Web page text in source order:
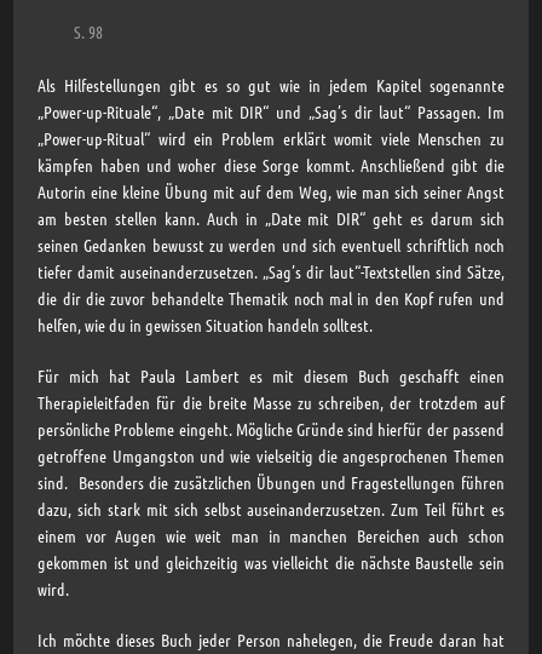
S. 98
Als Hilfestellungen gibt es so gut wie in jedem Kapitel sogenannte
„Power-up-Rituale“, „Date mit DIR“ und „Sag’s dir laut“ Passagen. Im
„Power-up-Ritual“ wird ein Problem erklärt womit viele Menschen zu
kämpfen haben und woher diese Sorge kommt. Anschließend gibt die
Autorin eine kleine Übung mit auf dem Weg, wie man sich seiner Angst
am besten stellen kann. Auch in „Date mit DIR“ geht es darum sich
seinen Gedanken bewusst zu werden und sich eventuell schriftlich noch
tiefer damit auseinanderzusetzen. „Sag’s dir laut“-Textstellen sind Sätze,
die dir die zuvor behandelte Thematik noch mal in den Kopf rufen und
helfen, wie du in gewissen Situation handeln solltest.
Für mich hat Paula Lambert es mit diesem Buch geschafft einen
Therapieleitfaden für die breite Masse zu schreiben, der trotzdem auf
persönliche Probleme eingeht. Mögliche Gründe sind hierfür der passend
getroffene Umgangston und wie vielseitig die angesprochenen Themen
sind. Besonders die zusätzlichen Übungen und Fragestellungen führen
dazu, sich stark mit sich selbst auseinanderzusetzen. Zum Teil führt es
einem vor Augen wie weit man in manchen Bereichen auch schon
gekommen ist und gleichzeitig was vielleicht die nächste Baustelle sein
wird.
Ich möchte dieses Buch jeder Person nahelegen, die Freude daran hat